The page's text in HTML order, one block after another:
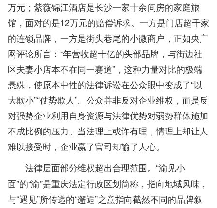
万元；紫薇锦江酒店是长沙一家十余间房的家庭旅
馆，面对的是12万元的赔偿诉求。一方是门店超千家
的连锁品牌，一方是街头巷尾的小微商户，正如央广
网评论所言：“年营收超十亿的头部品牌，与街边社
区夫妻小店本不在同一赛道”，这种力量对比的极端
悬殊，使原本中性的法律诉讼在公众眼中变成了“以
大欺小”“仗势欺人”。公众并非反对企业维权，而是反
对强势企业利用自身资源与法律优势对弱势群体施加
不成比例的压力。当法理上或许有理，情理上却让人
难以接受时，企业赢了官司却输了人心。
法律层面部分维权超出合理范围。 “渝见小
面”的“渝”是重庆法定行政区划简称，指向地域风味，
与“遇见”所传递的“邂逅”之意指向截然不同的品牌叙